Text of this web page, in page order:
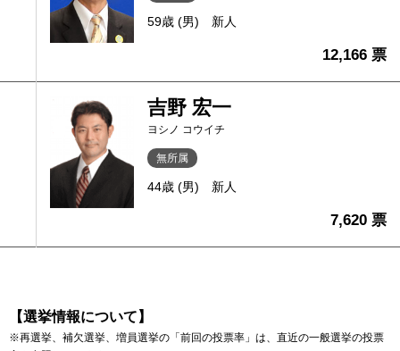
59歳 (男) 新人
12,166 票
吉野 宏一
ヨシノ コウイチ
無所属
44歳 (男) 新人
7,620 票
【選挙情報について】
※再選挙、補欠選挙、増員選挙の「前回の投票率」は、直近の一般選挙の投票